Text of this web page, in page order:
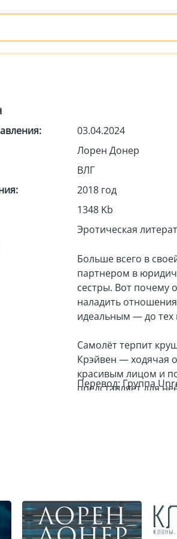
03.04.2024
Лорен Донер
ВЛГ
2018 год
1348 Kb
Эротическая
Больше всего в
партнером в
сестры. Вот почему
наладить
идеальным — до тех
Самолёт терпит
Крэйвен — ходячая
красивым лицом и
представляет для
породили
даже утверждает,
точности знает, на
упряма, болтлива и
сумасшедший — она
он не остановится
Перевод: Группа